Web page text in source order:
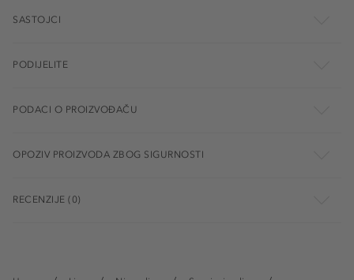
SASTOJCI
PODIJELITE
PODACI O PROIZVOĐAČU
OPOZIV PROIZVODA ZBOG SIGURNOSTI
RECENZIJE (0)